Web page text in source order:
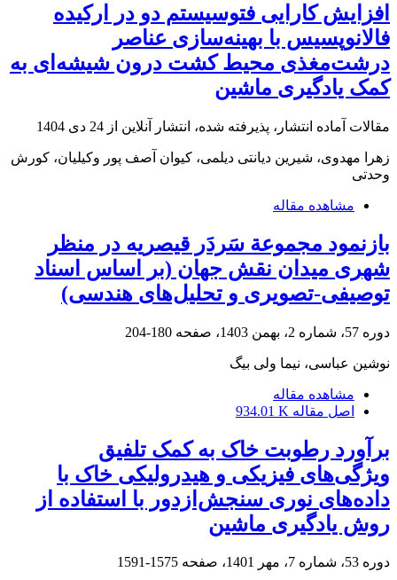
افزایش کارایی فتوسیستم دو در ارکیده
فالانوپسیس با بهینه‌سازی عناصر
درشت‌مغذی محیط کشت درون شیشه‌ای به
کمک یادگیری ماشین
مقالات آماده انتشار، پذیرفته شده، انتشار آنلاین از 24 دی 1404
زهرا مهدوی، شیرین دیانتی دیلمی، کیوان آصف پور وکیلیان، کورش
وحدتی
مشاهده مقاله
بازنمود مجموعة سَردَر قیصریه در منظر
شهری میدان نقش جهان (بر اساس اسناد
توصیفی-تصویری و تحلیل‌های هندسی)
دوره 57، شماره 2، بهمن 1403، صفحه 180-204
نوشین عباسی، نیما ولی بیگ
مشاهده مقاله
اصل مقاله 934.01 K
برآورد رطوبت خاک به کمک تلفیق
ویژگی‌های فیزیکی و هیدرولیکی خاک با
داده‌های نوری سنجش‌از‌دور با استفاده از
روش یادگیری ماشین
دوره 53، شماره 7، مهر 1401، صفحه 1575-1591